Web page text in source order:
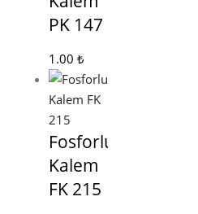
PK 147
1.00 ₺
Fosforlu
Kalem
FK 215